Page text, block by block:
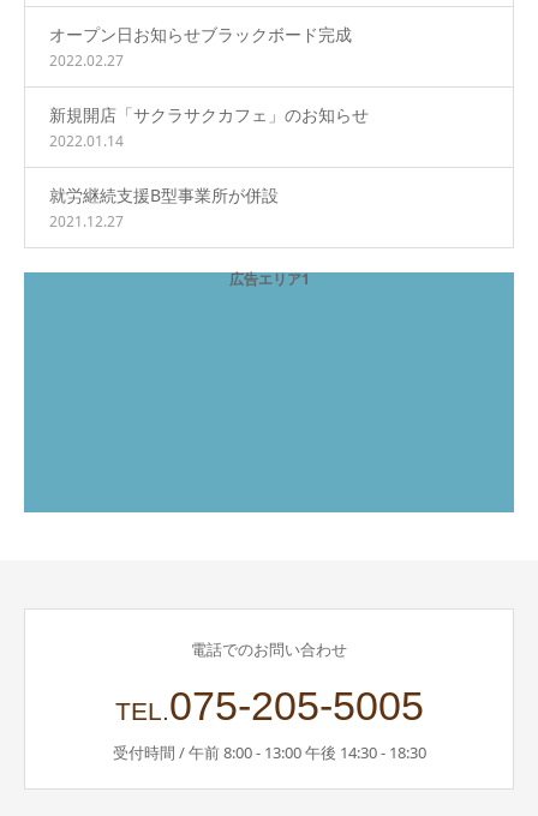
オープン日お知らせブラックボード完成
2022.02.27
新規開店「サクラサクカフェ」のお知らせ
2022.01.14
就労継続支援B型事業所が併設
2021.12.27
広告エリア1
電話でのお問い合わせ
TEL.075-205-5005
受付時間 / 午前 8:00 - 13:00 午後 14:30 - 18:30